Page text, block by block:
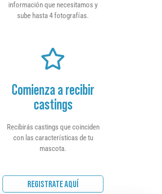
información que necesitamos y
sube hasta 4 fotografías.
Comienza a recibir
castings
Recibirás castings que coinciden
con las características de tu
mascota.
REGISTRATE AQUÍ